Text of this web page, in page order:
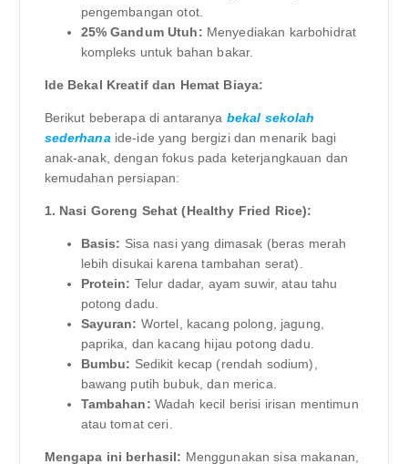
pengembangan otot.
25% Gandum Utuh: Menyediakan karbohidrat
kompleks untuk bahan bakar.
Ide Bekal Kreatif dan Hemat Biaya:
Berikut beberapa di antaranya bekal sekolah
sederhana ide-ide yang bergizi dan menarik bagi
anak-anak, dengan fokus pada keterjangkauan dan
kemudahan persiapan:
1. Nasi Goreng Sehat (Healthy Fried Rice):
Basis: Sisa nasi yang dimasak (beras merah
lebih disukai karena tambahan serat).
Protein: Telur dadar, ayam suwir, atau tahu
potong dadu.
Sayuran: Wortel, kacang polong, jagung,
paprika, dan kacang hijau potong dadu.
Bumbu: Sedikit kecap (rendah sodium),
bawang putih bubuk, dan merica.
Tambahan: Wadah kecil berisi irisan mentimun
atau tomat ceri.
Mengapa ini berhasil: Menggunakan sisa makanan,